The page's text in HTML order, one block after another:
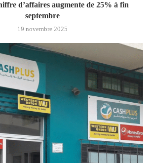
d’affaires augmente de 25% à fin
septembre
19 novembre 2025